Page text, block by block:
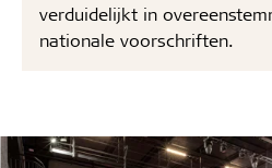
verduidelijkt in
nationale voorschriften.